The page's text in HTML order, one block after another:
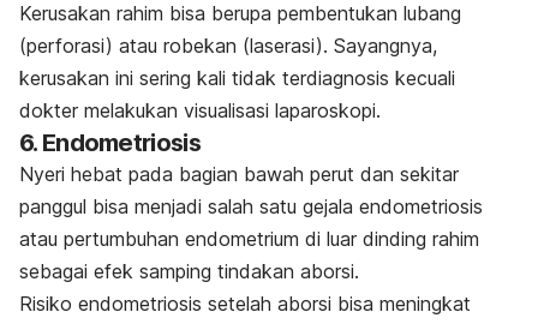
Kerusakan rahim bisa berupa pembentukan lubang
(perforasi) atau robekan (laserasi). Sayangnya,
kerusakan ini sering kali tidak terdiagnosis kecuali
dokter melakukan visualisasi laparoskopi.
6. Endometriosis
Nyeri hebat pada bagian bawah perut dan sekitar
panggul bisa menjadi salah satu gejala endometriosis
atau pertumbuhan endometrium di luar dinding rahim
sebagai efek samping tindakan aborsi.
Risiko endometriosis setelah aborsi bisa meningkat